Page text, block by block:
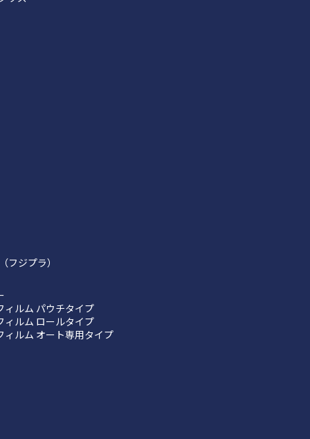
フジプラ）
ィルム パウチタイプ
ィルム ロールタイプ
ィルム オート専用タイプ